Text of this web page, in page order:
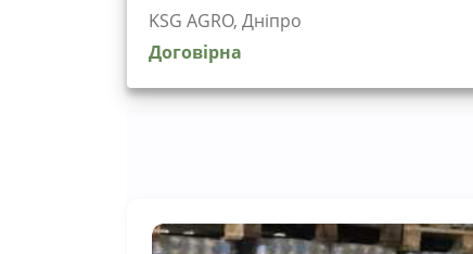
KSG AGRO, Дніпро
Договірна